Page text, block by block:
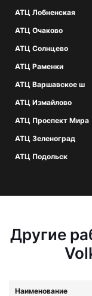
АТЦ Лобненская
АТЦ Очаково
АТЦ Солнцево
АТЦ Раменки
АТЦ Варшавское ш
АТЦ Измайлово
АТЦ Проспект Мира
АТЦ Зеленоград
АТЦ Подольск
Другие
Наименование